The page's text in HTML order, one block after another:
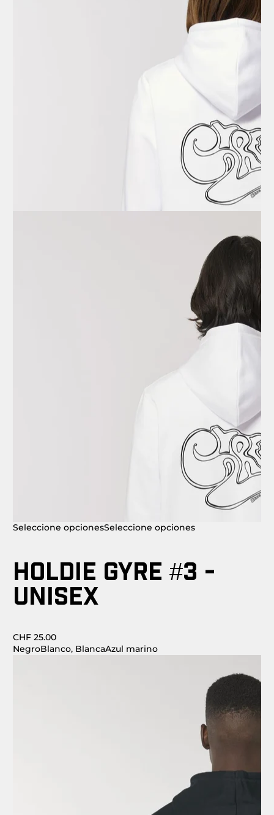
Seleccione opcionesSeleccione opciones
HOLDIE GYRE #3 -
UNISEX
CHF 25.00
NegroBlanco, BlancaAzul marino